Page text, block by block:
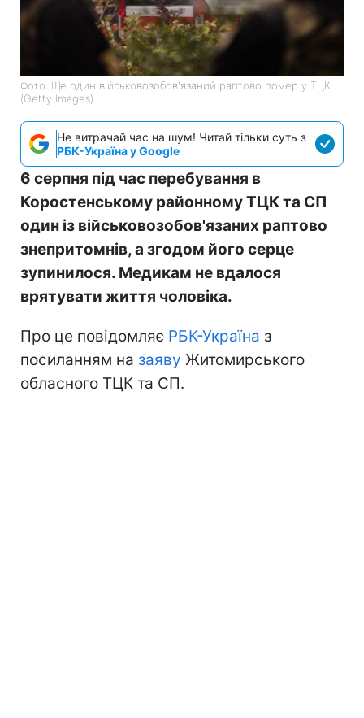
Фото: Ще один військовозобов'язаний раптово помер у ТЦК
(Getty Images)
Не витрачай час на шум! Читай тільки суть з
РБК-Україна у Google
6 серпня під час перебування в
Коростенському районному ТЦК та СП
один із військовозобов'язаних раптово
знепритомнів, а згодом його серце
зупинилося. Медикам не вдалося
врятувати життя чоловіка.
Про це повідомляє РБК-Україна з
посиланням на заяву Житомирського
обласного ТЦК та СП.